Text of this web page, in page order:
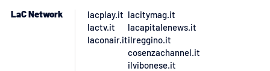
LaC Network
lacplay.it
lactv.it
laconair.it
lacitymag.it
lacapitalenews.it
ilreggino.it
cosenzachannel.it
ilvibonese.it